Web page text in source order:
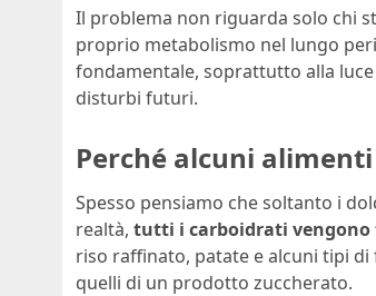
Il problema non riguarda solo chi
proprio metabolismo nel lungo
fondamentale, soprattutto alla
disturbi futuri.
Perché alcuni
Spesso pensiamo che soltanto i
realtà, tutti i carboidrati
riso raffinato, patate e alcuni tipi
quelli di un prodotto zuccherato.